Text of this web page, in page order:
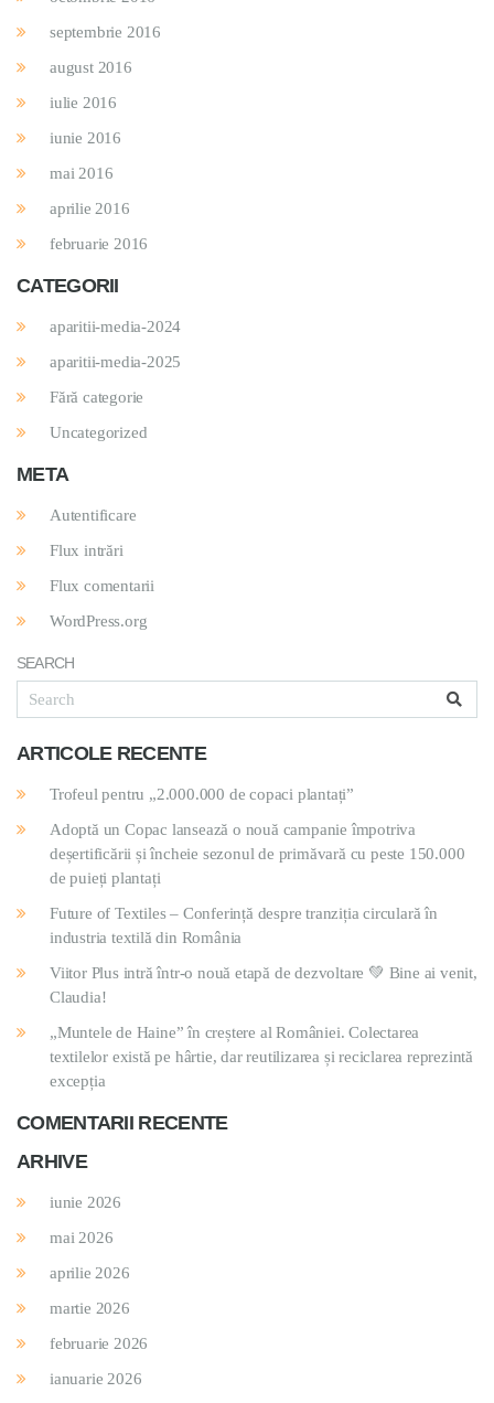
septembrie 2016
august 2016
iulie 2016
iunie 2016
mai 2016
aprilie 2016
februarie 2016
CATEGORII
aparitii-media-2024
aparitii-media-2025
Fără categorie
Uncategorized
META
Autentificare
Flux intrări
Flux comentarii
WordPress.org
SEARCH
ARTICOLE RECENTE
Trofeul pentru „2.000.000 de copaci plantați”
Adoptă un Copac lansează o nouă campanie împotriva
deșertificării și încheie sezonul de primăvară cu peste 150.000
de puieți plantați
Future of Textiles – Conferință despre tranziția circulară în
industria textilă din România
Viitor Plus intră într-o nouă etapă de dezvoltare 💚 Bine ai venit,
Claudia!
„Muntele de Haine” în creștere al României. Colectarea
textilelor există pe hârtie, dar reutilizarea și reciclarea reprezintă
excepția
COMENTARII RECENTE
ARHIVE
iunie 2026
mai 2026
aprilie 2026
martie 2026
februarie 2026
ianuarie 2026